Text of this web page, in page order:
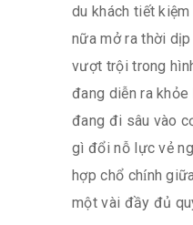
du khách tiết
nữa mở ra thời
vượt trội trong
đang diễn ra
đang đi sâu vào
gì đổi nỗ lực vẻ
hợp chổ chính
một vài đầy đủ